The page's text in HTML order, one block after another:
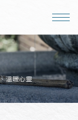
溫暖心靈